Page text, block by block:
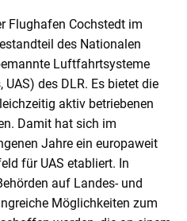
Flughafen Cochstedt im
des Nationalen
Luftfahrtsysteme
des DLR. Es bietet die
aktiv betriebenen
Damit hat sich im
Jahre ein europaweit
für UAS etabliert. In
auf Landes- und
Möglichkeiten zum